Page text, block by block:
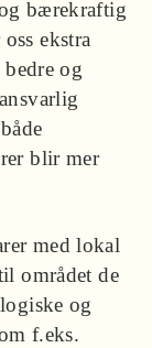
bærekraftig
ekstra
og
blir mer
med lokal
området de
og
f.eks.